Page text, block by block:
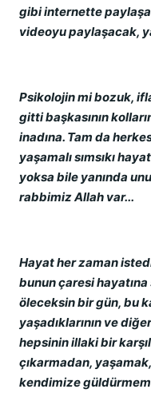
gibi internette
videoyu paylaşacak,
Psikolojin mi bozuk,
gitti başkasının
inadına. Tam da
yaşamalı sımsıkı
yoksa bile yanında
rabbimiz Allah var...
Hayat her zaman
bunun çaresi
öleceksin bir gün, bu
yaşadıklarının ve
hepsinin illaki bir
çıkarmadan,
kendimize